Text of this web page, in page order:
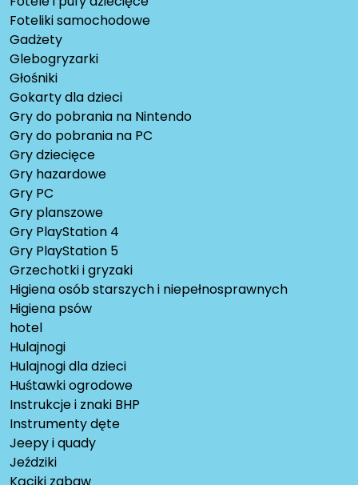
Foteliki samochodowe
Gadżety
Glebogryzarki
Głośniki
Gokarty dla dzieci
Gry do pobrania na Nintendo
Gry do pobrania na PC
Gry dziecięce
Gry hazardowe
Gry PC
Gry planszowe
Gry PlayStation 4
Gry PlayStation 5
Grzechotki i gryzaki
Higiena osób starszych i niepełnosprawnych
Higiena psów
hotel
Hulajnogi
Hulajnogi dla dzieci
Huśtawki ogrodowe
Instrukcje i znaki BHP
Instrumenty dęte
Jeepy i quady
Jeździki